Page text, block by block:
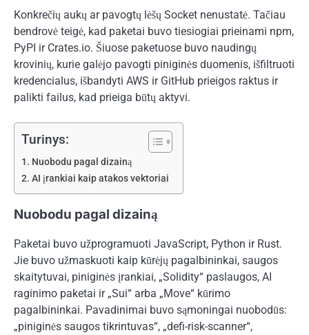
Konkrečių aukų ar pavogtų lėšų Socket nenustatė. Tačiau
bendrovė teigė, kad paketai buvo tiesiogiai prieinami npm,
PyPI ir Crates.io. Šiuose paketuose buvo naudingų
krovinių, kurie galėjo pavogti piniginės duomenis, išfiltruoti
kredencialus, išbandyti AWS ir GitHub prieigos raktus ir
palikti failus, kad prieiga būtų aktyvi.
Turinys:
Nuobodu pagal dizainą
AI įrankiai kaip atakos vektoriai
Nuobodu pagal dizainą
Paketai buvo užprogramuoti JavaScript, Python ir Rust.
Jie buvo užmaskuoti kaip kūrėjų pagalbininkai, saugos
skaitytuvai, piniginės įrankiai, „Solidity“ paslaugos, AI
raginimo paketai ir „Sui“ arba „Move“ kūrimo
pagalbininkai. Pavadinimai buvo sąmoningai nuobodūs:
„piniginės saugos tikrintuvas“, „defi-risk-scanner“,